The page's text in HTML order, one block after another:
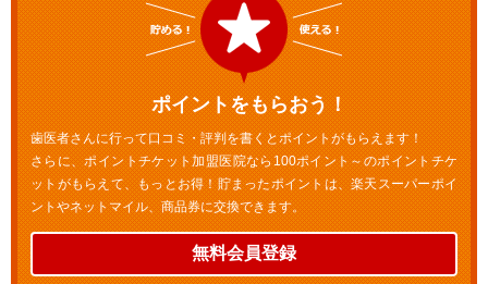
ポイントをもらおう！
歯医者さんに行って口コミ・評判を書くとポイントがもらえます！
さらに、ポイントチケット加盟医院なら100ポイント～のポイントチケ
ットがもらえて、もっとお得！貯まったポイントは、楽天スーパーポイ
ントやネットマイル、商品券に交換できます。
無料会員登録